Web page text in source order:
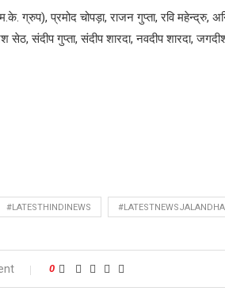
प्रमोद चोपड़ा, राजन गुप्ता, रवि महेन्द्रु,
संदीप गुप्ता, संदीप शारदा, नवदीप शारदा,
#LATESTHINDINEWS
0